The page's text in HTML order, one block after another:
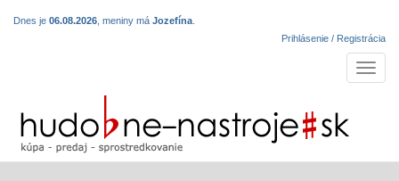
Dnes je 06.08.2026 , meniny má Jozefína
Prihlásenie / Registrácia